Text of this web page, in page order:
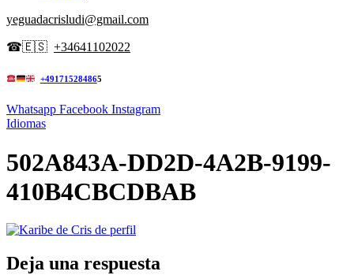
yeguadacrisludi@gmail.com
☎🇪🇸 +34641102022
+491715284865
Whatsapp Facebook Instagram
Idiomas
502A843A-DD2D-4A2B-9199-
410B4CBCDBAB
Deja una respuesta